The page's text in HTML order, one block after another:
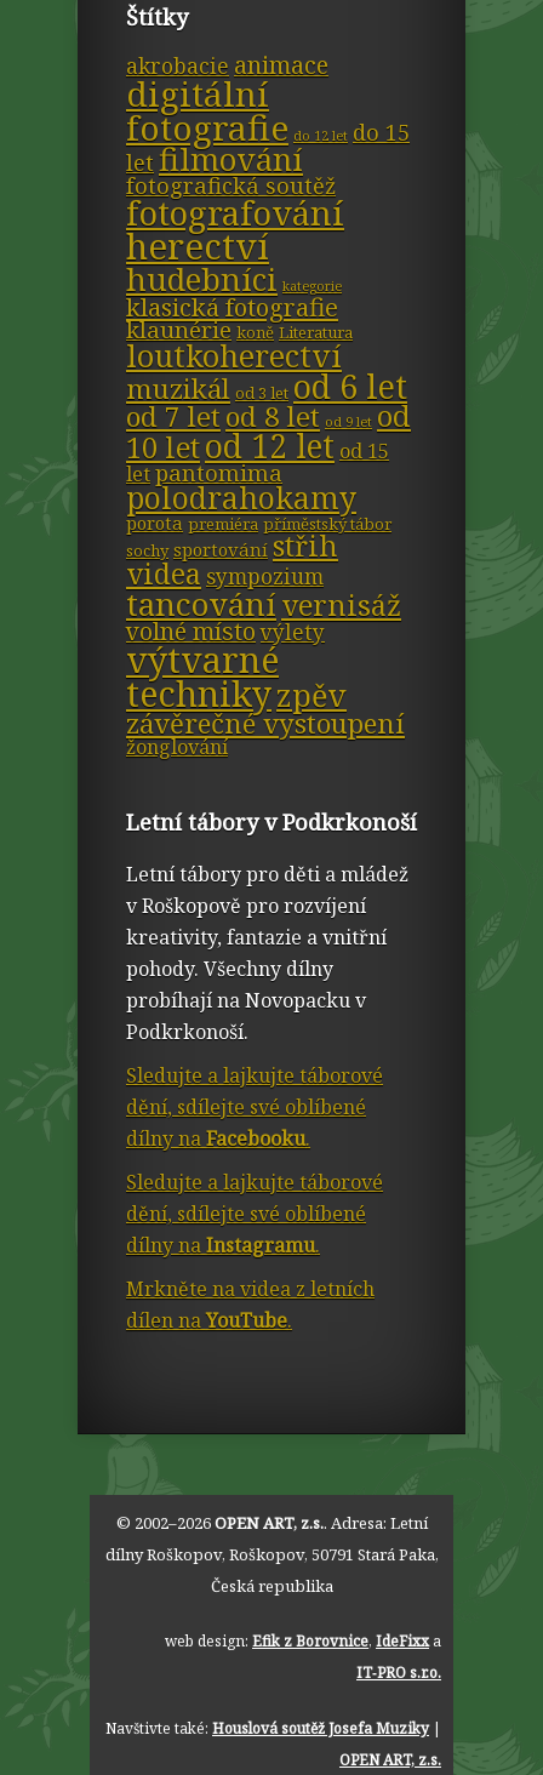
Štítky
akrobacie animace
digitální
fotografie do 12 let do 15
let filmování
fotografická soutěž
fotografování
herectví
hudebníci kategorie
klasická fotografie
klaunérie koně Literatura
loutkoherectví
muzikál od 3 let od 6 let
od 7 letod 8 let od 9 let od
10 letod 12 let od 15
letpantomima
polodrahokamy
porota premiéra příměstský tábor
sochy sportování střih
videa sympozium
tancovánívernisáž
volné místovýlety
výtvarné
technikyzpěv
závěrečné vystoupení
žonglování
Letní tábory v Podkrkonoší
Letní tábory pro děti a mládež
v Roškopově pro rozvíjení
kreativity, fantazie a vnitřní
pohody. Všechny dílny
probíhají na Novopacku v
Podkrkonoší.
Sledujte a lajkujte táborové
dění, sdílejte své oblíbené
dílny naFacebooku.
Sledujte a lajkujte táborové
dění, sdílejte své oblíbené
dílny naInstagramu.
Mrkněte na videa z letních
dílen naYouTube.
© 2002–2026OPEN ART, z.s.. Adresa: Letní
dílny Roškopov, Roškopov, 50791 Stará Paka,
Česká republika
web design: Efik z Borovnice, IdeFixxa
IT‑PRO s.r.o.
Navštivte také: Houslová soutěž Josefa Muziky|
OPEN ART, z.s.